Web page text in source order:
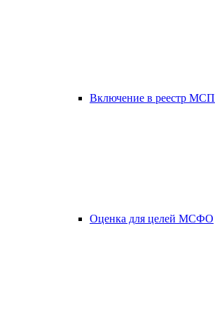
Включение в реестр МСП
Оценка для целей МСФО